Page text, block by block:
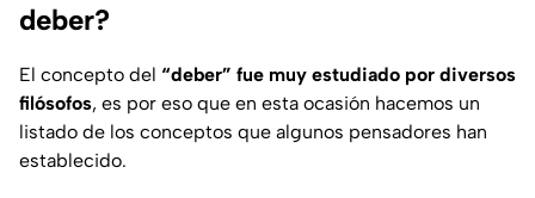
deber?
El concepto del “deber” fue muy estudiado por diversos
filósofos, es por eso que en esta ocasión hacemos un
listado de los conceptos que algunos pensadores han
establecido.